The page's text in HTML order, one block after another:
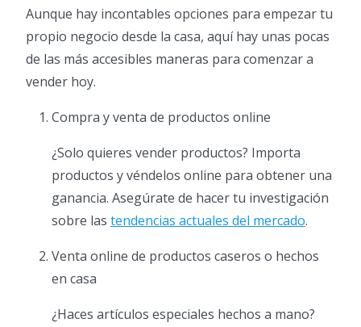
Aunque hay incontables opciones para empezar tu
propio negocio desde la casa, aquí hay unas pocas
de las más accesibles maneras para comenzar a
vender hoy.
Compra y venta de productos online
¿Solo quieres vender productos? Importa
productos y véndelos online para obtener una
ganancia. Asegúrate de hacer tu investigación
sobre las tendencias actuales del mercado.
Venta online de productos caseros o hechos
en casa
¿Haces artículos especiales hechos a mano?